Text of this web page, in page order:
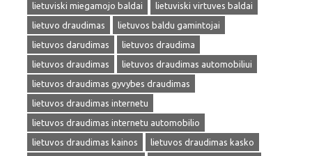
lietuviski miegamojo baldai
lietuviski virtuves baldai
lietuvo draudimas
lietuvos baldu gamintojai
lietuvos darudimas
lietuvos draudima
lietuvos draudimas
lietuvos draudimas automobiliui
lietuvos draudimas gyvybes draudimas
lietuvos draudimas internetu
lietuvos draudimas internetu automobilio
lietuvos draudimas kainos
lietuvos draudimas kasko